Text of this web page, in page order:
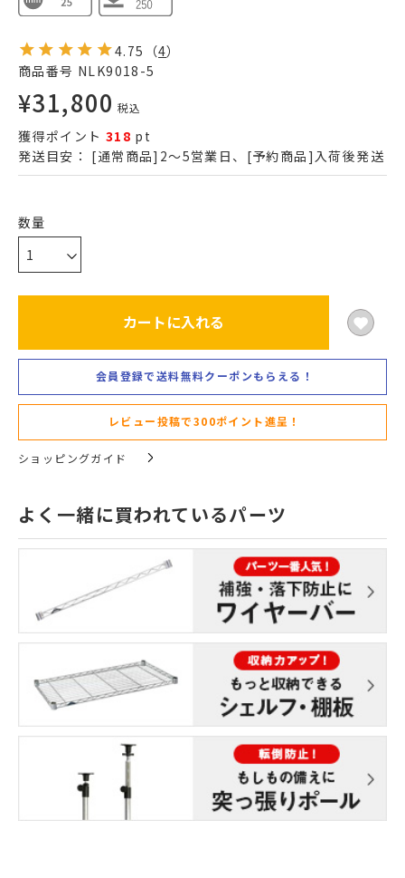
4.75 （4）
商品番号 NLK9018-5
¥31,800 税込
獲得ポイント 318 pt
発送目安： [通常商品]2～5営業日、[予約商品]入荷後発送
カートに入れる
会員登録で送料無料クーポンもらえる！
レビュー投稿で300ポイント進呈！
ショッピングガイド
よく一緒に買われているパーツ